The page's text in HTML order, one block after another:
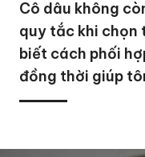
Cô dâu không
quy tắc khi chọn
biết cách phối
đồng thời giúp